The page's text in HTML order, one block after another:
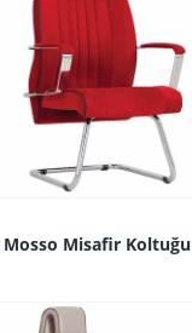
Mosso Misafir Koltuğu